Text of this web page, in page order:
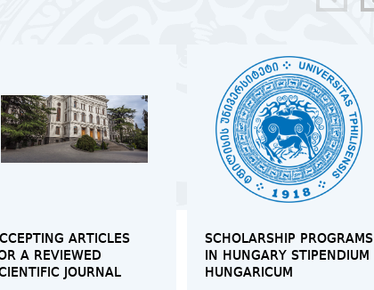
ARTICLES
A REVIEWED
JOURNAL
SCHOLARSHIP PROGRAMS
IN HUNGARY STIPENDIUM
HUNGARICUM